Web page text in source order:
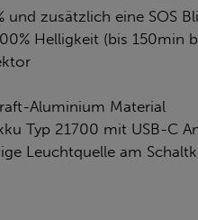
zusätzlich eine SOS
Helligkeit (bis 150min
Aluminium Material
Typ 21700 mit USB-C
Leuchtquelle am